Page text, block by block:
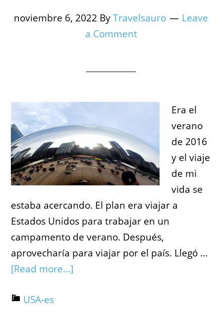
noviembre 6, 2022 ByTravelsauro
Leave
a Comment
Era el
verano
de 2016
y el viaje
de mi
vida se
estaba acercando. El plan era viajar a
Estados Unidos para trabajar en un
campamento de verano. Después,
aprovecharía para viajar por el país. Llegó …
[Read more...]
USA-es